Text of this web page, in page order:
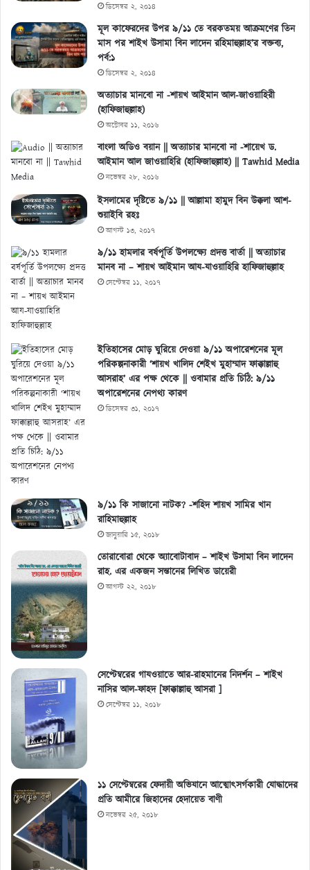
ডিসেম্বর ২, ২০১৪
মূল কাফেরদের উপর ৯/১১ তে বরকতময় আক্রমণের তিন
মাস পর শাইখ উসামা বিন লাদেন রহিমাহুল্লাহ’র বক্তব্য,
পর্ব:১
ডিসেম্বর ২, ২০১৪
অত্যাচার মানবো না -শায়খ আইমান আল-জাওয়াহিরী
(হাফিজাহুল্লাহ)
অক্টোবর ১১, ২০১৬
বাংলা অডিও বয়ান || অত্যাচার মানবো না -শায়েখ ড.
আইমান আল জাওয়াহিরি (হাফিজাহুল্লাহ) || Tawhid Media
নভেম্বর ২৮, ২০১৬
ইসলামের দৃষ্টিতে ৯/১১ || আল্লামা হামুদ বিন উক্কলা আশ-
শুয়াইবি রহঃ
আগস্ট ১৩, ২০১৭
৯/১১ হামলার বর্ষপূর্তি উপলক্ষ্যে প্রদত্ত বার্তা || অত্যাচার
মানব না – শায়খ আইমান আয-যাওয়াহিরি হাফিজাহুল্লাহ
সেপ্টেম্বর ১১, ২০১৭
ইতিহাসের মোড় ঘুরিয়ে দেওয়া ৯/১১ অপারেশনের মূল
পরিকল্পনাকারী ‘শায়খ খালিদ শেইখ মুহাম্মাদ ফাক্কাল্লাহু
আসরাহ’ এর পক্ষ থেকে || ওবামার প্রতি চিঠি: ৯/১১
অপারেশনের নেপথ্য কারণ
ডিসেম্বর ৩১, ২০১৭
৯/১১ কি সাজানো নাটক? -শহিদ শায়খ সামির খান
রাহিমাহুল্লাহ
জানুয়ারি ১৫, ২০১৮
তোরাবোরা থেকে অ্যাবোটাবাদ – শাইখ উসামা বিন লাদেন
রাহ. এর একজন সন্তানের লিখিত ডায়েরী
আগস্ট ২২, ২০১৮
সেপ্টেম্বরের গাযওয়াতে আর-রাহমানের নিদর্শন – শাইখ
নাসির আল-ফাহদ [ফাক্কাল্লাহু আসরা ]
সেপ্টেম্বর ১১, ২০১৮
১১ সেপ্টেম্বরের ফেদায়ী অভিযানে আত্মোৎসর্গকারী যোদ্ধাদের
প্রতি আমীরে জিহাদের হেদায়েত বাণী
নভেম্বর ২৫, ২০১৮